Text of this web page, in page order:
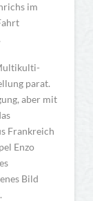
im
parat.
aber mit
Frankreich
Enzo
Bild